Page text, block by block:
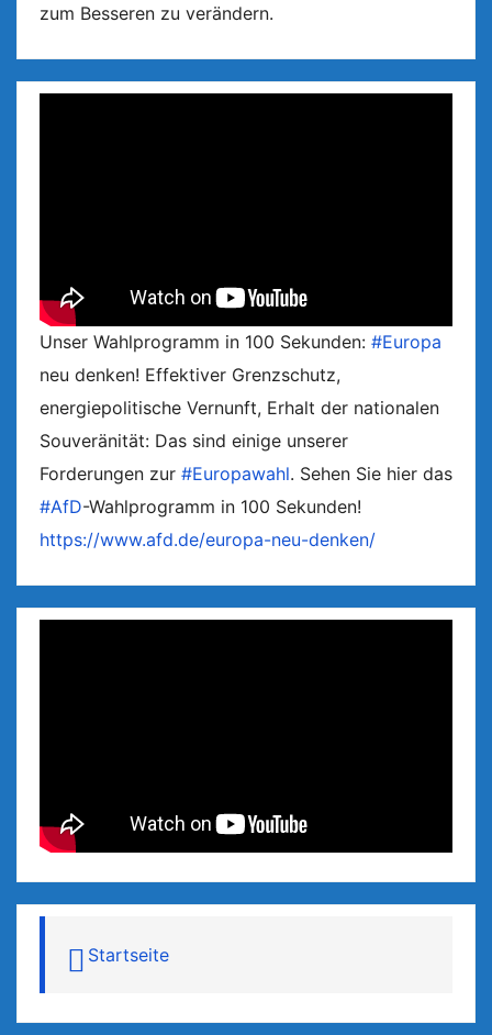
zum Besseren zu verändern.
Unser Wahlprogramm in 100 Sekunden: #Europa
neu denken! Effektiver Grenzschutz,
energiepolitische Vernunft, Erhalt der nationalen
Souveränität: Das sind einige unserer
Forderungen zur #Europawahl. Sehen Sie hier das
#AfD-Wahlprogramm in 100 Sekunden!
https://www.afd.de/europa-neu-denken/
Startseite